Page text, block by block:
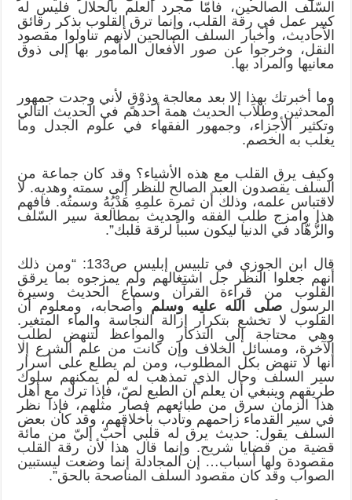
السّلف الصالحين، فأمّا مجرد العلم بالحلال فليس له
كبير عمل في رقة القلب، وإنما ترق القلوب بذكر رقائق
الأحاديث، وأخبار السلف الصالحين لأنهم تناولوا مقصود
النقل، وخرجوا عن صور الأفعال المأمور بها إلى ذوق
معانيها والمراد بها.
وما أخبرتك بهذا إلا بعد معالجة وذوْقٍ لأني وجدت جمهور
المحدثين وطلاَب الحديث همة أحدهم في الحديث التالي
وتكثير الأجزاء، وجمهور الفقهاء في علوم الجدل وما
يغلب به الخصم.
وكيف يرق القلب مع هذه الأشياء؟ وقد كان جماعة من
السلف يقصدون العبد الصالح للنظر إلى سمته وهديه. لا
لاقتباس علمه، وذلك أن ثمرة علمِهِ هَدْيُهُ وسمتُه. فافهم
هذا وامزج طلب الفقه والحديث بمطالعة سير السّلف
والزُّهّاد في الدنيا ليكون سبباً لرقة قلبك”.
قال ابن الجوزي في تلبيس إبليس ص133: “ومن ذلك
أنهم جعلوا النظر جل اشتغالهم ولم يمزجوه بما يرقق
القلوب من قراءة القرآن وسماع الحديث وسيرة
الرسولصلى الله عليه وسلم
وأصحابه، ومعلوم أن
القلوب لا تخشع بتكرار إزالة النجاسة والماء المتغير.
وهي محتاجة إلى التذكار والمواعظ لتنهض لطلب
الآخرة، ومسائل الخلاف وإن كانت من علم الشرع إلا
أنها لا تنهض بكل المطلوب، ومن لم يطلع على أسرار
سير السلف وحال الذي تمذهب له لم يمكنهم سلوك
طريقهم وينبغي أن يعلم أن الطبع لصّ، فإذا ترك مع أهل
هذا الزمان سرق من طبائعهم فصار مثلهم، فإذا نظر
في سير القدماء زاحمهم وتأدب بأخلاقهم، وقد كان بعض
السلف يقول: حديث يرق له قلبي أحبّ إليّ من مائة
قضية من قضايا شريح. وإنما قال هذا لأن رقة القلب
مقصودة ولها أسباب… إن المجادلة إنما وضعت ليستبين
الصواب وقد كان مقصود السلف المناصحة بالحق”.